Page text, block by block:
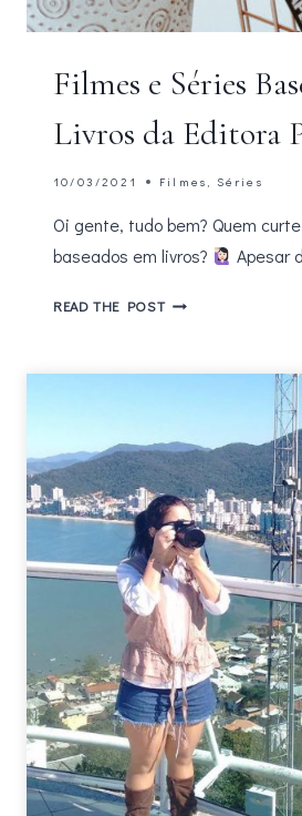
Filmes e Séries
Livros da Editora
10/03/2021 Filmes , Séries
Oi gente, tudo bem? Quem
baseados em livros?
Apesar
READ THE POSTFILMES
BASEADOS
DA
EDITORA
PLANETA